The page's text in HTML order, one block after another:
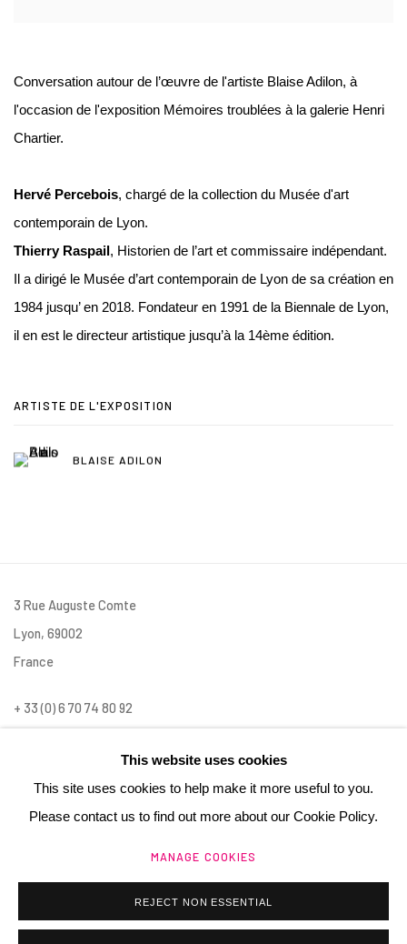
Conversation autour de l’œuvre de l'artiste Blaise Adilon, à
l'occasion de l'exposition Mémoires troublées à la galerie Henri
Chartier.
Hervé Percebois, chargé de la collection du Musée d'art
contemporain de Lyon.
Thierry Raspail , Historien de l’art et commissaire indépendant.
Il a dirigé le Musée d’art contemporain de Lyon de sa création en
1984 jusqu’ en 2018. Fondateur en 1991 de la Biennale de Lyon,
il en est le directeur artistique jusqu’à la 14ème édition.
ARTISTE DE L'EXPOSITION
BLAISE ADILON
3 Rue Auguste Comte
Lyon, 69002
France
+ 33 (0) 6 70 74 80 92
@ 2025 GALERIE HENRI CHARTIER SITE BY ARTLOGIC
This website uses cookies
This site uses cookies to help make it more useful to you.
Please contact us to find out more about our Cookie Policy.
MANAGE COOKIES
REJECT NON ESSENTIAL